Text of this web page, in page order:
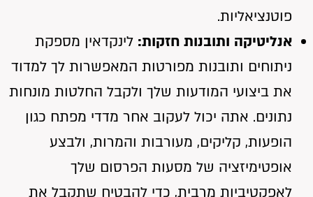
פוטנציאליות.
אנליטיקה ותובנות חזקות: לינקדאין מספקת
ניתוחים ותובנות מפורטות המאפשרות לך למדוד
את ביצועי המודעות שלך ולקבל החלטות מונחות
נתונים. אתה יכול לעקוב אחר מדדי מפתח כגון
הופעות, קליקים, מעורבות והמרות, ולבצע
אופטימיזציה של מסעות הפרסום שלך
לאפקטיביות מרבית, כדי להבטיח שתקבל את